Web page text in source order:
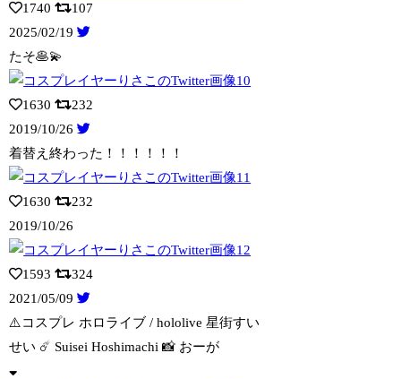
1740
107
2025/02/19
たそ🥞💫
1630
232
2019/10/26
着替え終わった！！！！！！
1630
232
2019/10/26
1593
324
2021/05/09
⚠️コスプレ ホロライブ / hololive 星街すい
せい ☄️ Suisei Hoshimachi 📸 おーが